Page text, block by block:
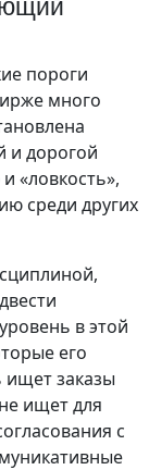
пороги
много
и дорогой
«ловкость»,
среди других
в этой
его
заказы
ищет для
с